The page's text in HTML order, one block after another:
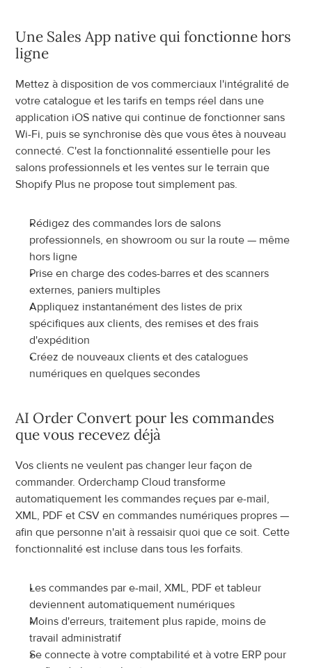
Une Sales App native qui fonctionne hors
ligne
Mettez à disposition de vos commerciaux l'intégralité de
votre catalogue et les tarifs en temps réel dans une
application iOS native qui continue de fonctionner sans
Wi-Fi, puis se synchronise dès que vous êtes à nouveau
connecté. C'est la fonctionnalité essentielle pour les
salons professionnels et les ventes sur le terrain que
Shopify Plus ne propose tout simplement pas.
Rédigez des commandes lors de salons
professionnels, en showroom ou sur la route — même
hors ligne
Prise en charge des codes-barres et des scanners
externes, paniers multiples
Appliquez instantanément des listes de prix
spécifiques aux clients, des remises et des frais
d'expédition
Créez de nouveaux clients et des catalogues
numériques en quelques secondes
AI Order Convert pour les commandes
que vous recevez déjà
Vos clients ne veulent pas changer leur façon de
commander. Orderchamp Cloud transforme
automatiquement les commandes reçues par e-mail,
XML, PDF et CSV en commandes numériques propres —
afin que personne n'ait à ressaisir quoi que ce soit. Cette
fonctionnalité est incluse dans tous les forfaits.
Les commandes par e-mail, XML, PDF et tableur
deviennent automatiquement numériques
Moins d'erreurs, traitement plus rapide, moins de
travail administratif
Se connecte à votre comptabilité et à votre ERP pour